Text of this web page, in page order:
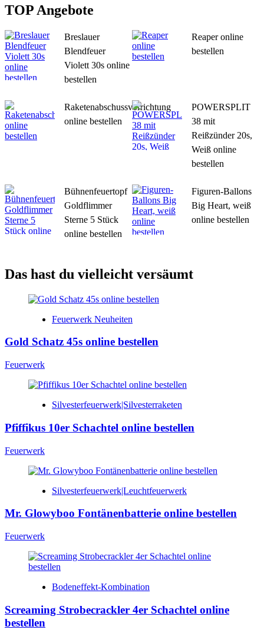
TOP Angebote
Breslauer
Blendfeuer
Violett 30s online
bestellen
Reaper online
bestellen
Raketenabschussvorrichtung
online bestellen
POWERSPLIT
38 mit
Reißzünder 20s,
Weiß online
bestellen
Bühnenfeuertopf
Goldflimmer
Sterne 5 Stück
online bestellen
Figuren-Ballons
Big Heart, weiß
online bestellen
Das hast du vielleicht versäumt
Feuerwerk Neuheiten
Gold Schatz 45s online bestellen
Feuerwerk
Silvesterfeuerwerk|Silvesterraketen
Pfiffikus 10er Schachtel online bestellen
Feuerwerk
Silvesterfeuerwerk|Leuchtfeuerwerk
Mr. Glowyboo Fontänenbatterie online bestellen
Feuerwerk
Bodeneffekt-Kombination
Screaming Strobecrackler 4er Schachtel online
bestellen